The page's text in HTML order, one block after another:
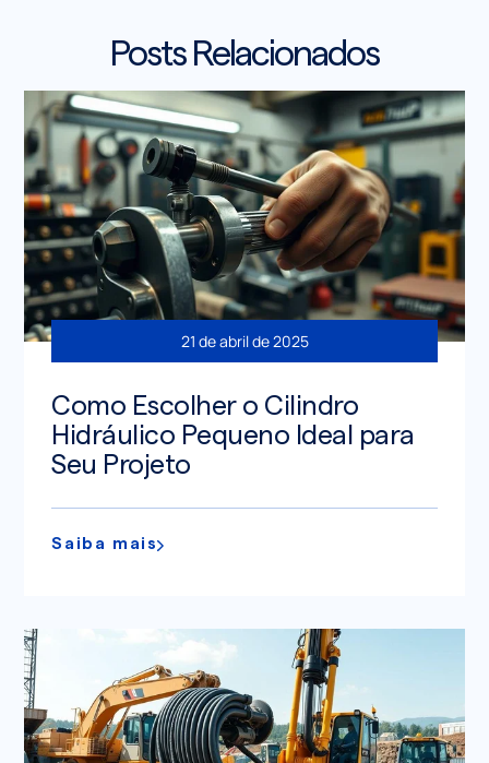
Posts Relacionados
21 de abril de 2025
Como Escolher o Cilindro
Hidráulico Pequeno Ideal para
Seu Projeto
Saiba mais